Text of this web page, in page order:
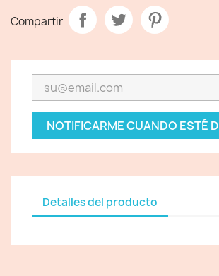
Compartir
NOTIFICARME CUANDO ESTÉ
Detalles del producto